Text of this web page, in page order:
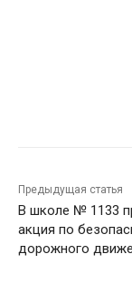
Предыдущая статья
В школе № 1133
акция по
дорожного